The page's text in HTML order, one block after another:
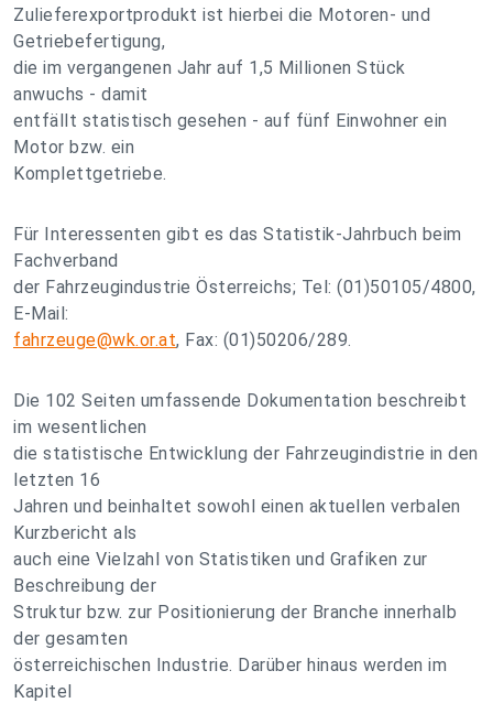
Zulieferexportprodukt ist hierbei die Motoren- und
Getriebefertigung,
die im vergangenen Jahr auf 1,5 Millionen Stück
anwuchs - damit
entfällt statistisch gesehen - auf fünf Einwohner ein
Motor bzw. ein
Komplettgetriebe.
Für Interessenten gibt es das Statistik-Jahrbuch beim
Fachverband
der Fahrzeugindustrie Österreichs; Tel: (01)50105/4800,
E-Mail:
fahrzeuge@wk.or.at, Fax: (01)50206/289.
Die 102 Seiten umfassende Dokumentation beschreibt
im wesentlichen
die statistische Entwicklung der Fahrzeugindistrie in den
letzten 16
Jahren und beinhaltet sowohl einen aktuellen verbalen
Kurzbericht als
auch eine Vielzahl von Statistiken und Grafiken zur
Beschreibung der
Struktur bzw. zur Positionierung der Branche innerhalb
der gesamten
österreichischen Industrie. Darüber hinaus werden im
Kapitel